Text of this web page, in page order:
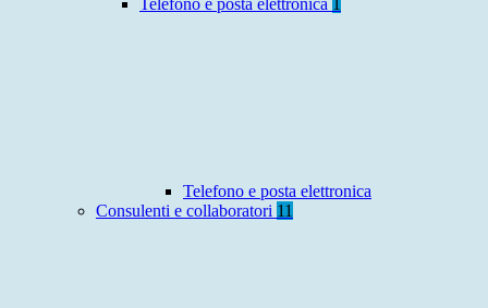
Telefono e posta elettronica 1
Telefono e posta elettronica
Consulenti e collaboratori 11